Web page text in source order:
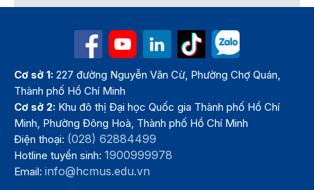
Cơ sở 1: 227 đường Nguyễn Văn Cừ, Phường Chợ Quán,
Thành phố Hồ Chí Minh
Cơ sở 2: Khu đô thị Đại học Quốc gia Thành phố Hồ Chí
Minh, Phường Đông Hoà, Thành phố Hồ Chí Minh
Điện thoại: (028) 62884499
Hotline tuyển sinh:1900999978
Email:info@hcmus.edu.vn